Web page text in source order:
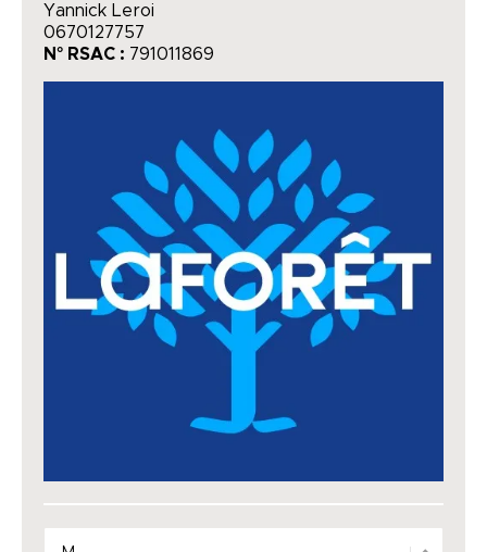
Yannick Leroi
0670127757
N° RSAC : 791011869